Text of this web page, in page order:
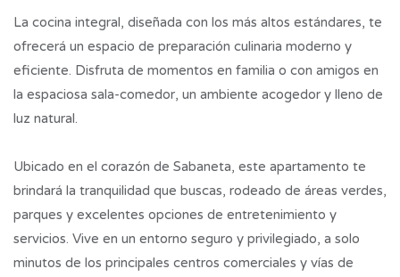
La cocina integral, diseñada con los más altos estándares, te
ofrecerá un espacio de preparación culinaria moderno y
eficiente. Disfruta de momentos en familia o con amigos en
la espaciosa sala-comedor, un ambiente acogedor y lleno de
luz natural.
Ubicado en el corazón de Sabaneta, este apartamento te
brindará la tranquilidad que buscas, rodeado de áreas verdes,
parques y excelentes opciones de entretenimiento y
servicios. Vive en un entorno seguro y privilegiado, a solo
minutos de los principales centros comerciales y vías de